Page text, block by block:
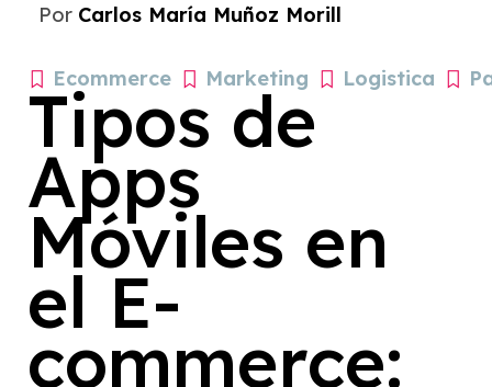
Por Carlos María Muñoz Morill
Ecommerce Marketing Logistica
Tipos de
Apps
Móviles en
el E-
commerce: